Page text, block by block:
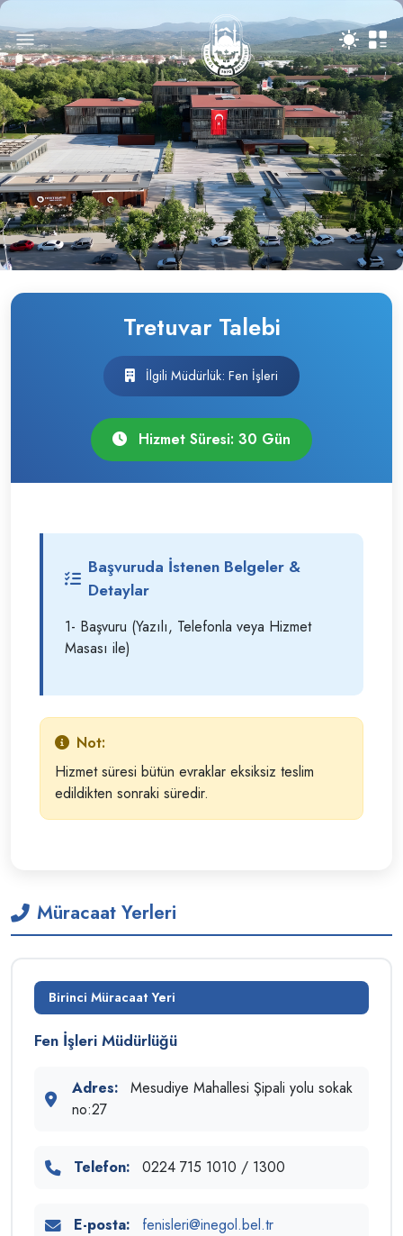
Tretuvar Talebi
İlgili Müdürlük: Fen İşleri
Hizmet Süresi: 30 Gün
Başvuruda İstenen Belgeler &
Detaylar
1- Başvuru (Yazılı, Telefonla veya Hizmet
Masası ile)
Not:
Hizmet süresi bütün evraklar eksiksiz teslim
edildikten sonraki süredir.
Müracaat Yerleri
Birinci Müracaat Yeri
Fen İşleri Müdürlüğü
Adres:
Mesudiye Mahallesi Şipali yolu sokak
no:27
Telefon: 0224 715 1010 / 1300
E-posta: fenisleri@inegol.bel.tr